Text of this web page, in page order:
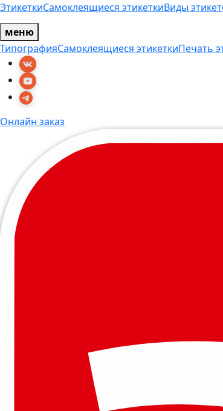
ЭтикеткиСамоклеящиеся этикеткиВиды
меню
ТипографияСамоклеящиеся этикеткиПечать
Онлайн заказ